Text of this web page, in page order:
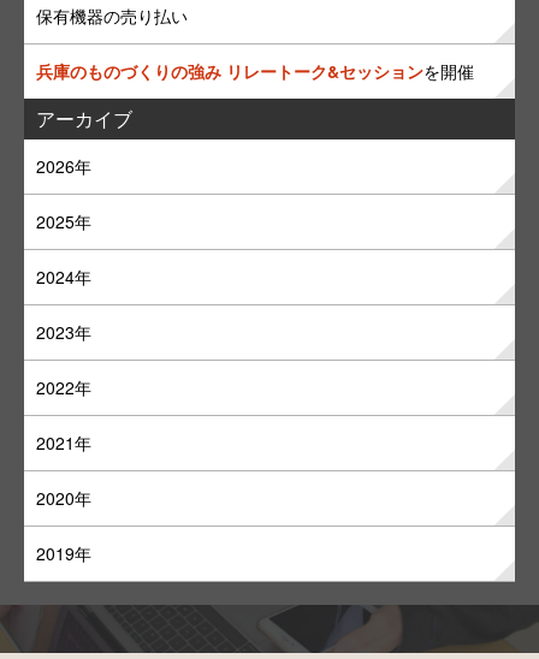
保有機器の売り払い
兵庫のものづくりの強み リレートーク&セッションを開催
アーカイブ
2026年
2025年
2024年
2023年
2022年
2021年
2020年
2019年